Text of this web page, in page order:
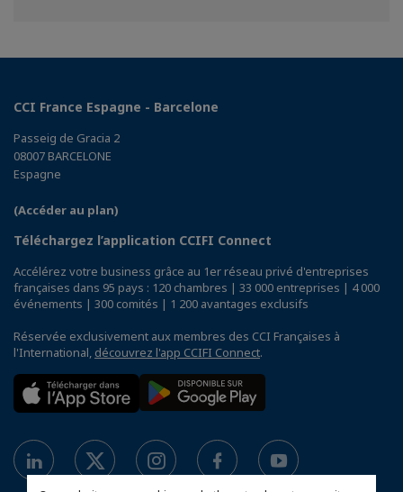
CCI France Espagne - Barcelone
Passeig de Gracia 2
08007 BARCELONE
Espagne
(Accéder au plan)
Téléchargez l’application CCIFI Connect
Accélérez votre business grâce au 1er réseau privé d'entreprises
françaises dans 95 pays : 120 chambres | 33 000 entreprises | 4 000
événements | 300 comités | 1 200 avantages exclusifs
Réservée exclusivement aux membres des CCI Françaises à
l'International, découvrez l'app CCIFI Connect.